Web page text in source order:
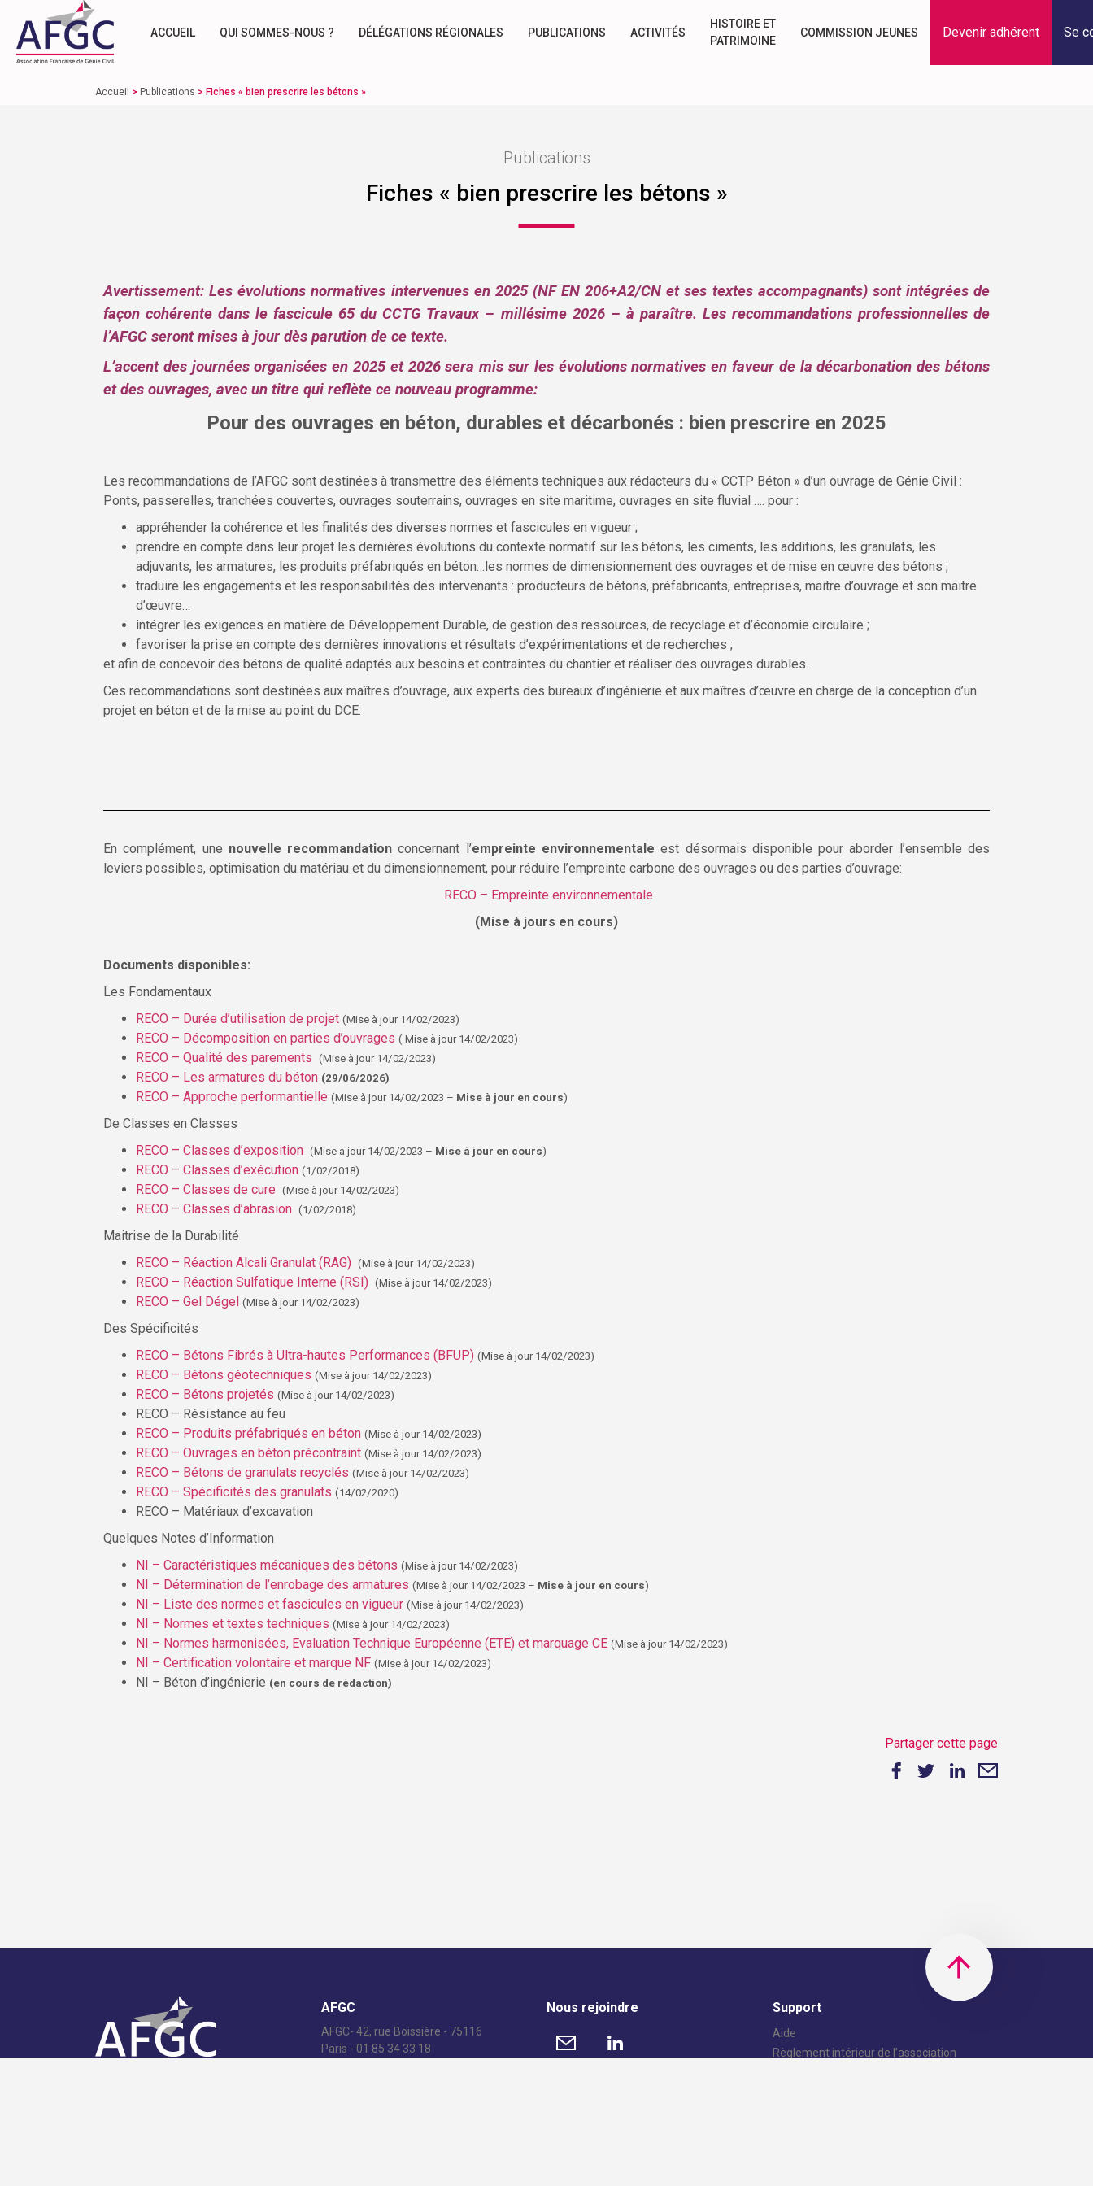
ACCUEIL QUI SOMMES-NOUS ? DÉLÉGATIONS RÉGIONALES PUBLICATIONS ACTIVITÉS
HISTOIRE ET
PATRIMOINE
COMMISSION JEUNES Devenir adhérent Se
Accueil > Publications > Fiches « bien prescrire les bétons »
Publications
Fiches « bien prescrire les bétons »
Avertissement: Les évolutions normatives intervenues en 2025 (NF EN 206+A2/CN et ses textes accompagnants) sont intégrées de
façon cohérente dans le fascicule 65 du CCTG Travaux – millésime 2026 – à paraître. Les recommandations professionnelles de
l’AFGC seront mises à jour dès parution de ce texte.
L’accent des journées organisées en 2025 et 2026 sera mis sur les évolutions normatives en faveur de la décarbonation des bétons
et des ouvrages, avec un titre qui reflète ce nouveau programme:
Pour des ouvrages en béton, durables et décarbonés : bien prescrire en 2025
Les recommandations de l’AFGC sont destinées à transmettre des éléments techniques aux rédacteurs du « CCTP Béton » d’un ouvrage de Génie Civil :
Ponts, passerelles, tranchées couvertes, ouvrages souterrains, ouvrages en site maritime, ouvrages en site fluvial …. pour :
appréhender la cohérence et les finalités des diverses normes et fascicules en vigueur ;
prendre en compte dans leur projet les dernières évolutions du contexte normatif sur les bétons, les ciments, les additions, les granulats, les
adjuvants, les armatures, les produits préfabriqués en béton…les normes de dimensionnement des ouvrages et de mise en œuvre des bétons ;
traduire les engagements et les responsabilités des intervenants : producteurs de bétons, préfabricants, entreprises, maitre d’ouvrage et son maitre
d’œuvre…
intégrer les exigences en matière de Développement Durable, de gestion des ressources, de recyclage et d’économie circulaire ;
favoriser la prise en compte des dernières innovations et résultats d’expérimentations et de recherches ;
et afin de concevoir des bétons de qualité adaptés aux besoins et contraintes du chantier et réaliser des ouvrages durables.
Ces recommandations sont destinées aux maîtres d’ouvrage, aux experts des bureaux d’ingénierie et aux maîtres d’œuvre en charge de la conception d’un
projet en béton et de la mise au point du DCE.
En complément, une nouvelle recommandation concernant l’empreinte environnementale est désormais disponible pour aborder l’ensemble des
leviers possibles, optimisation du matériau et du dimensionnement, pour réduire l’empreinte carbone des ouvrages ou des parties d’ouvrage:
RECO – Empreinte environnementale
(Mise à jours en cours)
Documents disponibles:
Les Fondamentaux
RECO – Durée d’utilisation de projet (Mise à jour 14/02/2023)
RECO – Décomposition en parties d’ouvrages ( Mise à jour 14/02/2023)
RECO – Qualité des parements (Mise à jour 14/02/2023)
RECO – Les armatures du béton (29/06/2026)
RECO – Approche performantielle (Mise à jour 14/02/2023 – Mise à jour en cours)
De Classes en Classes
RECO – Classes d’exposition (Mise à jour 14/02/2023 – Mise à jour en cours)
RECO – Classes d’exécution (1/02/2018)
RECO – Classes de cure (Mise à jour 14/02/2023)
RECO – Classes d’abrasion (1/02/2018)
Maitrise de la Durabilité
RECO – Réaction Alcali Granulat (RAG) (Mise à jour 14/02/2023)
RECO – Réaction Sulfatique Interne (RSI) (Mise à jour 14/02/2023)
RECO – Gel Dégel (Mise à jour 14/02/2023)
Des Spécificités
RECO – Bétons Fibrés à Ultra-hautes Performances (BFUP) (Mise à jour 14/02/2023)
RECO – Bétons géotechniques (Mise à jour 14/02/2023)
RECO – Bétons projetés (Mise à jour 14/02/2023)
RECO – Résistance au feu
RECO – Produits préfabriqués en béton (Mise à jour 14/02/2023)
RECO – Ouvrages en béton précontraint (Mise à jour 14/02/2023)
RECO – Bétons de granulats recyclés (Mise à jour 14/02/2023)
RECO – Spécificités des granulats (14/02/2020)
RECO – Matériaux d’excavation
Quelques Notes d’Information
NI – Caractéristiques mécaniques des bétons (Mise à jour 14/02/2023)
NI – Détermination de l’enrobage des armatures (Mise à jour 14/02/2023 – Mise à jour en cours)
NI – Liste des normes et fascicules en vigueur (Mise à jour 14/02/2023)
NI – Normes et textes techniques (Mise à jour 14/02/2023)
NI – Normes harmonisées, Evaluation Technique Européenne (ETE) et marquage CE (Mise à jour 14/02/2023)
NI – Certification volontaire et marque NF (Mise à jour 14/02/2023)
NI – Béton d’ingénierie (en cours de rédaction)
Partager cette page
AFGC
AFGC- 42, rue Boissière - 75116
Paris - 01 85 34 33 18
Nous rejoindre Support
Aide
Règlement intérieur de l'association